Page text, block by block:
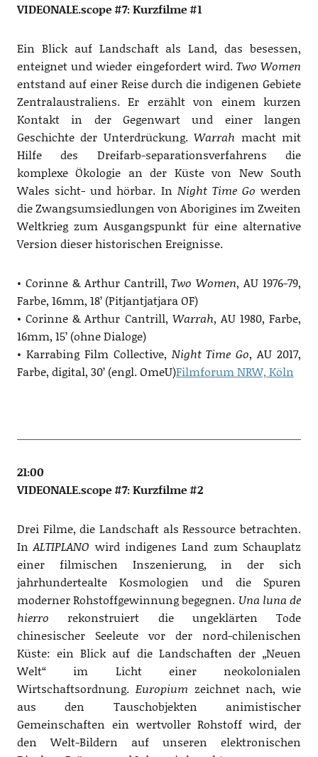
VIDEONALE.scope #7: Kurzfilme #1
Ein Blick auf Landschaft als Land, das besessen,
enteignet und wieder eingefordert wird. Two Women
entstand auf einer Reise durch die indigenen Gebiete
Zentralaustraliens. Er erzählt von einem kurzen
Kontakt in der Gegenwart und einer langen
Geschichte der Unterdrückung.Warrah macht mit
Hilfe des Dreifarb-separationsverfahrens die
komplexe Ökologie an der Küste von New South
Wales sicht- und hörbar. In Night Time Gowerden
die Zwangsumsiedlungen von Aborigines im Zweiten
Weltkrieg zum Ausgangspunkt für eine alternative
Version dieser historischen Ereignisse.
• Corinne & Arthur Cantrill,Two Women, AU 1976-79,
Farbe, 16mm, 18’ (Pitjantjatjara OF)
• Corinne & Arthur Cantrill, Warrah, AU 1980, Farbe,
16mm, 15’ (ohne Dialoge)
• Karrabing Film Collective, Night Time Go, AU 2017,
Farbe, digital, 30’ (engl. OmeU)Filmforum NRW, Köln
21:00
VIDEONALE.scope #7: Kurzfilme #2
Drei Filme, die Landschaft als Ressource betrachten.
InALTIPLANO wird indigenes Land zum Schauplatz
einer filmischen Inszenierung, in der sich
jahrhundertealte Kosmologien und die Spuren
moderner Rohstoffgewinnung begegnen. Una luna de
hierro rekonstruiert die ungeklärten Tode
chinesischer Seeleute vor der nord-chilenischen
Küste: ein Blick auf die Landschaften der „Neuen
Welt“ im Licht einer neokolonialen
Wirtschaftsordnung. Europium zeichnet nach, wie
aus den Tauschobjekten animistischer
Gemeinschaften ein wertvoller Rohstoff wird, der
den Welt-Bildern auf unseren elektronischen